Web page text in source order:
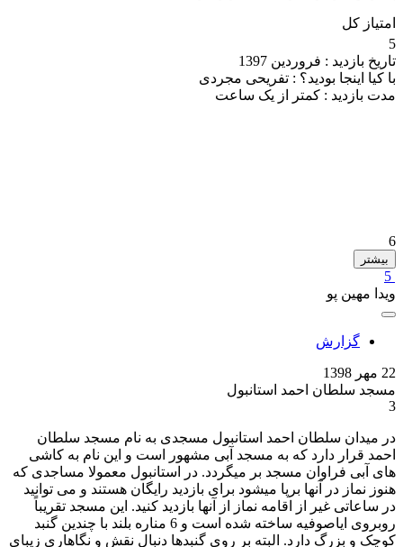
امتیاز کل
5
تاریخ بازدید : فروردین 1397
با کیا اینجا بودید؟ : تفریحی مجردی
مدت بازدید : کمتر از یک ساعت
6
بیشتر
5
ویدا مهین پو
گزارش
22 مهر 1398
مسجد سلطان احمد استانبول
3
در میدان سلطان احمد استانبول مسجدی به نام مسجد سلطان
احمد قرار دارد که به مسجد آبی مشهور است و این نام به کاشی
های آبی فراوان مسجد بر میگردد. در استانبول معمولا مساجدی که
هنوز نماز در آنها برپا میشود برای بازدید رایگان هستند و می توانید
در ساعاتی غیر از اقامه نماز از آنها بازدید کنید. این مسجد تقریباً
روبروی ایاصوفیه ساخته شده است و 6 مناره بلند با چندین گنبد
کوچک و بزرگ دارد. البته بر روی گنبدها دنبال نقش و نگاهاری زیبای